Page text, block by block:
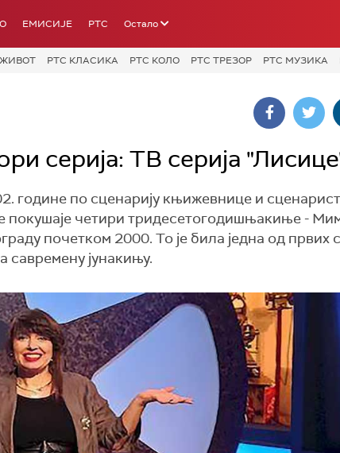
ЕМИСИЈЕ РТС Остало
РТС КЛАСИКА РТС КОЛО РТС ТРЕЗОР РТС МУЗИКА
серија: ТВ серија
године по сценарију књижевнице и
покушаје четири тридесетогодишњакиње -
почетком 2000. То је била једна од првих
савремену јунакињу.